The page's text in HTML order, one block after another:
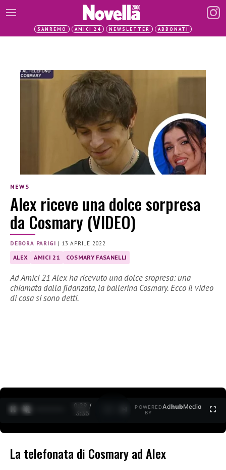
SANREMO AMICI 24 NEWSLETTER ABBONATI
NEWS
Alex riceve una dolce sorpresa
da Cosmary (VIDEO)
DEBORA PARIGI | 13 APRILE 2022
ALEX AMICI 21 COSMARY FASANELLI
Ad Amici 21 Alex ha ricevuto una dolce sropresa: una
chiamata dalla fidanzata, la ballerina Cosmary. Ecco il video
di cosa si sono detti.
0:30 /
3:35
POWERED
BY
AdhubMedia
La telefonata di Cosmary ad Alex